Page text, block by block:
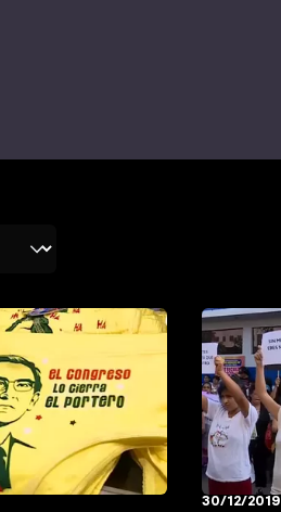
30/12/2019